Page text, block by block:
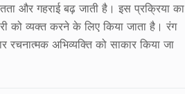
और गहराई बढ़ जाती है। इस प्रक्रिया का
को व्यक्त करने के लिए किया जाता है। रंग
अभिव्यक्ति को साकार किया जा